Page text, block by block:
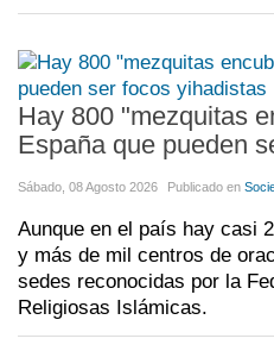
Hay 800 "mezquitas
España que pueden
Sábado, 08 Agosto 2026 Publicado en
Aunque en el país hay casi
y más de mil centros de
sedes reconocidas por la
Religiosas Islámicas.